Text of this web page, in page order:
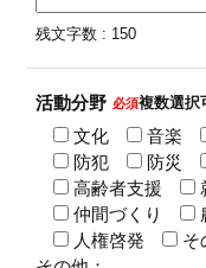
残文字数 : 150
活動分野 必須複数選択
文化 音楽
防犯
防災
高齢者支援
仲間づくり
人権啓発
そ